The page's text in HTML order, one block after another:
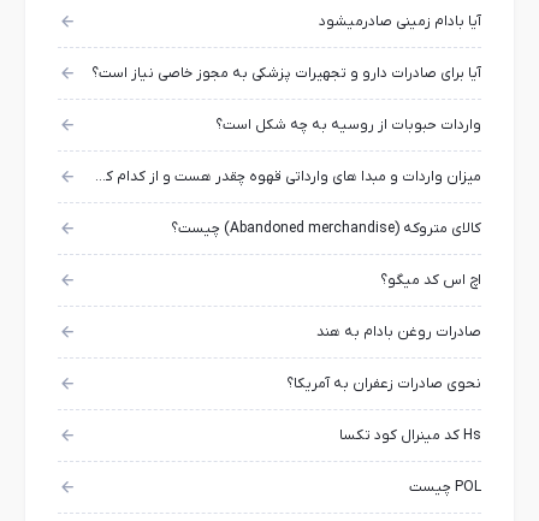
آیا بادام زمینی صادرمیشود
آیا برای صادرات دارو و تجهیرات پزشکی به مجوز خاصی نیاز است؟
واردات حبوبات از روسیه به چه شکل است؟
میزان واردات و مبدا های وارداتی قهوه چقدر هست و از کدام کشور هاست؟
کالای متروکه (Abandoned merchandise) چیست؟
اچ اس کد میگو؟
صادرات روغن بادام به هند
نحوی صادرات زعفران به آمریکا؟
Hs کد مینرال کود تکسا
POL چیست